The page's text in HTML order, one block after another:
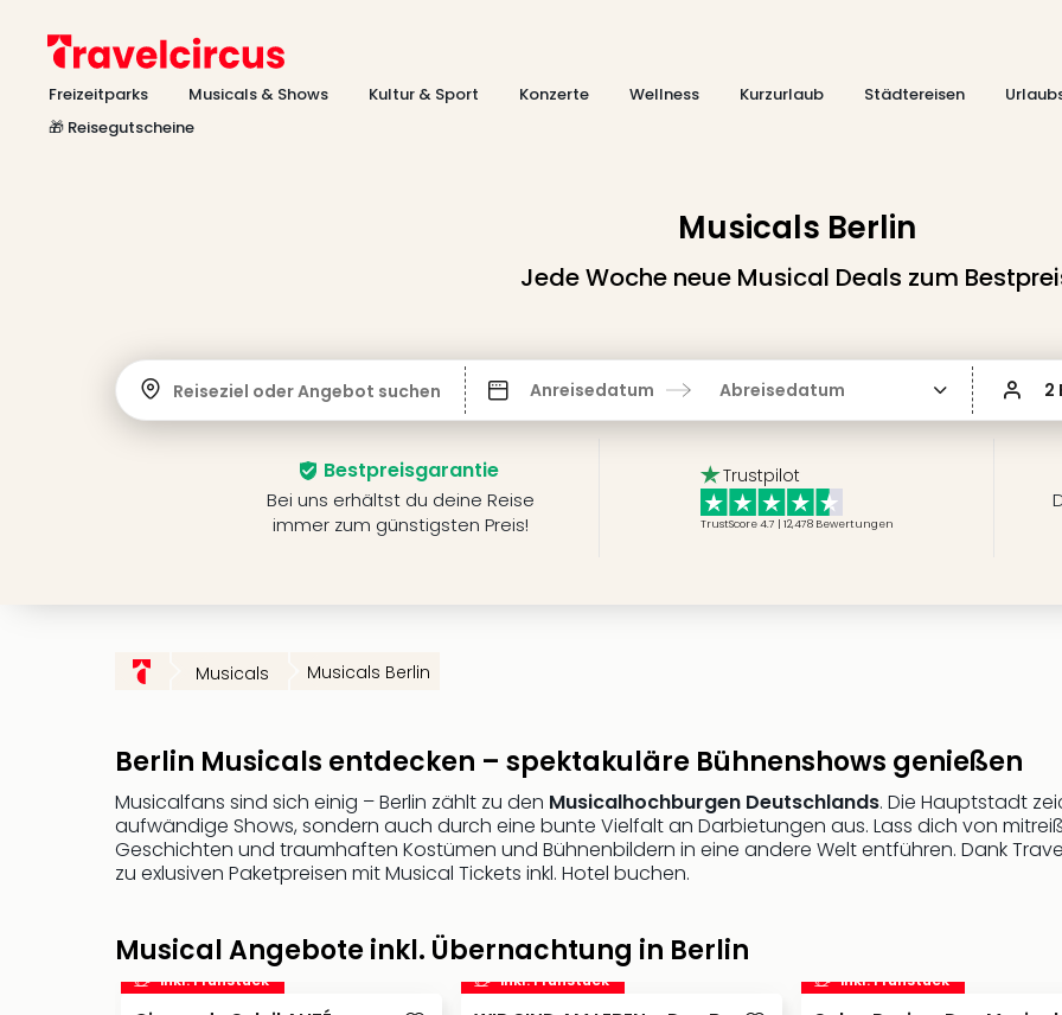
Freizeitparks Musicals & Shows Kultur & Sport Konzerte Wellness Kurzurlaub Städtereisen
🎁 Reisegutscheine
Musicals Berlin
Jede Woche neue Musical Deals zum
Reiseziel oder Angebot suchen Anreisedatum Abreisedatum 2
Bestpreisgarantie
Bei uns erhältst du deine Reise
immer zum günstigsten Preis!
Trustpilot
TrustScore 4.7 | 12,478 Bewertungen
Musicals Musicals Berlin
Berlin Musicals entdecken – spektakuläre Bühnenshows genießen
Musicalfans sind sich einig – Berlin zählt zu den Musicalhochburgen Deutschlands. Die Hauptstadt
aufwändige Shows, sondern auch durch eine bunte Vielfalt an Darbietungen aus. Lass dich von
Geschichten und traumhaften Kostümen und Bühnenbildern in eine andere Welt entführen. Dank
zu exlusiven Paketpreisen mit Musical Tickets inkl. Hotel buchen.
Musical Angebote inkl. Übernachtung in Berlin
inkl. Frühstück inkl. Frühstück inkl. Frühstück